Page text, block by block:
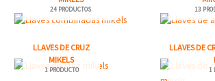
24 PRODUCTOS 13
LLAVES DE CRUZ
MIKELS
1 PRODUCTO
LLAVES DE
1